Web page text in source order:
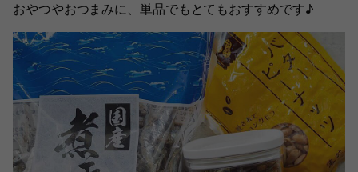
おやつやおつまみに、単品でもとてもおすすめです♪